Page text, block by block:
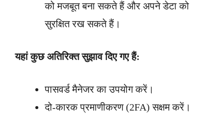
को मजबूत बना सकते हैं और अपने डेटा को
सुरक्षित रख सकते हैं।
यहां कुछ अतिरिक्त सुझाव दिए गए हैं:
पासवर्ड मैनेजर का उपयोग करें।
दो-कारक प्रमाणीकरण (2FA) सक्षम करें।